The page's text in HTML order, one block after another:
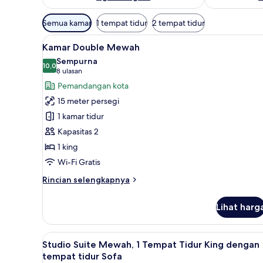
Filter
tersedia
untuk
kamar
Semua kamar 1 tempat tidur 2 tempat tidur
Lihat
semua
foto
untuk
Kamar
Double
Mewah
Kamar Double Mewah |
14
Kamar Double Mewah
10,010,0 dari 10
Sempurna
8 ulasan
(8
ulasan)
Pemandangan kota
15 meter persegi
1 kamar tidur
Kapasitas 2
1 king
Wi-Fi Gratis
Rincian selengkapnya
Rincian
Kamar
Double
Mewah
Lihat
Lihat
semua
Studio Suite Mewah, 1
13
Studio Suite Mewah, 1 Tempat Tidur King dengan
tempat tidur Sofa